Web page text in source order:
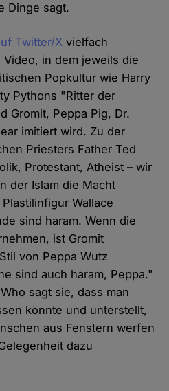
Dinge sagt.
Twitter/X vielfach
in dem jeweils die
Popkultur wie Harry
Pythons "Ritter der
Gromit, Peppa Pig, Dr.
imitiert wird. Zu der
Priesters Father Ted
Protestant, Atheist – wir
der Islam die Macht
Wallace
sind haram. Wenn die
ist Gromit
von Peppa Wutz
sind auch haram, Peppa."
sagt sie, dass man
könnte und unterstellt,
aus Fenstern werfen
dazu